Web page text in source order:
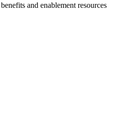
and enablement resources